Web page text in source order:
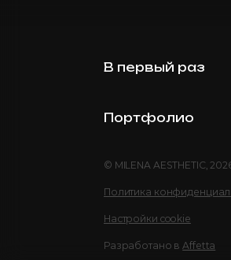
В первый раз
Портфолио
© MILENA AESTHETIC,
Политика
Настройки cookie
Разработано в Affetta